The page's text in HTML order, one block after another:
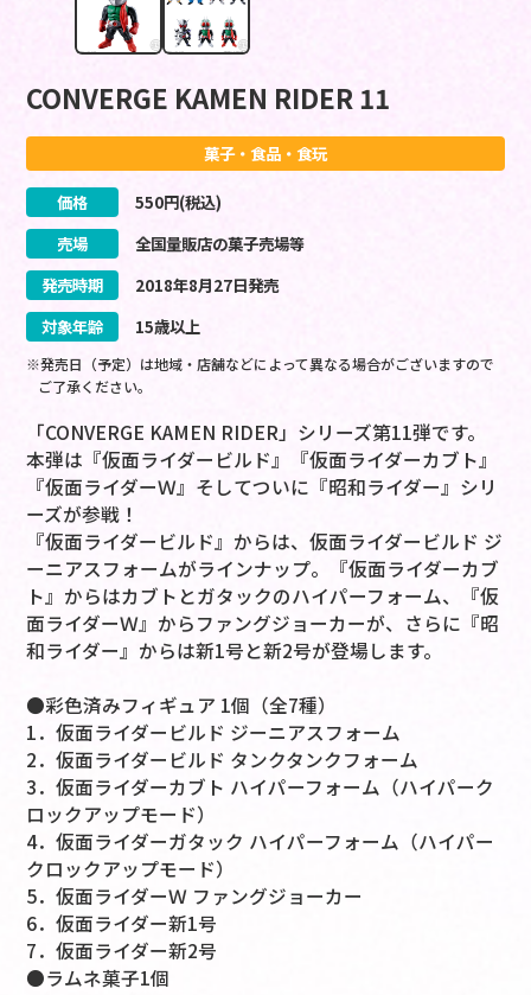
CONVERGE KAMEN RIDER 11
菓子・食品・食玩
価格 550円(税込)
売場
全国量販店の菓子売場等
発売時期
2018年8月27日発売
対象年齢
15歳以上
※発売日（予定）は地域・店舗などによって異なる場合がございますので
ご了承ください。
「CONVERGE KAMEN RIDER」シリーズ第11弾です。
本弾は『仮面ライダービルド』『仮面ライダーカブト』
『仮面ライダーＷ』そしてついに『昭和ライダー』シリ
ーズが参戦！
『仮面ライダービルド』からは、仮面ライダービルド ジ
ーニアスフォームがラインナップ。『仮面ライダーカブ
ト』からはカブトとガタックのハイパーフォーム、『仮
面ライダーＷ』からファングジョーカーが、さらに『昭
和ライダー』からは新1号と新2号が登場します。
●彩色済みフィギュア 1個（全7種）
1．仮面ライダービルド ジーニアスフォーム
2．仮面ライダービルド タンクタンクフォーム
3．仮面ライダーカブト ハイパーフォーム（ハイパーク
ロックアップモード）
4．仮面ライダーガタック ハイパーフォーム（ハイパー
クロックアップモード）
5．仮面ライダーＷ ファングジョーカー
6．仮面ライダー新1号
7．仮面ライダー新2号
●ラムネ菓子1個